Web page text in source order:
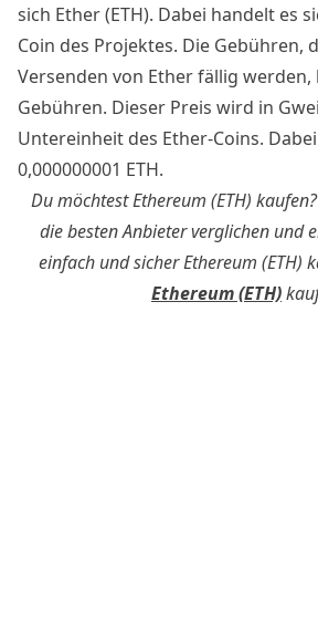
sich Ether (ETH). Dabei handelt es
Coin des Projektes. Die Gebühren,
Versenden von Ether fällig werden,
Gebühren. Dieser Preis wird in
Untereinheit des Ether-Coins.
0,000000001 ETH.
Du möchtest Ethereum (ETH)
die besten Anbieter verglichen und
einfach und sicher Ethereum (ETH)
Ethereum (ETH)